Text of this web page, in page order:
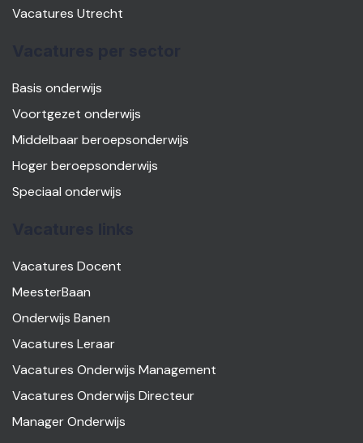
Vacatures Utrecht
Basis onderwijs
Voortgezet onderwijs
Middelbaar beroepsonderwijs
Hoger beroepsonderwijs
Speciaal onderwijs
Vacatures Docent
MeesterBaan
Onderwijs Banen
Vacatures Leraar
Vacatures Onderwijs Management
Vacatures Onderwijs Directeur
Manager Onderwijs